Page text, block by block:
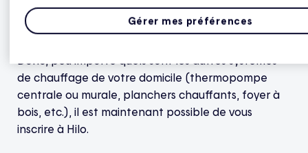
borne EVduty compatible, vous pouvez également
vous inscrire à Hilo sans frais.
de chauffage de votre domicile (thermopompe
centrale ou murale, planchers chauffants, foyer à
bois, etc.), il est maintenant possible de vous
inscrire à Hilo.
Gérer mes préférences